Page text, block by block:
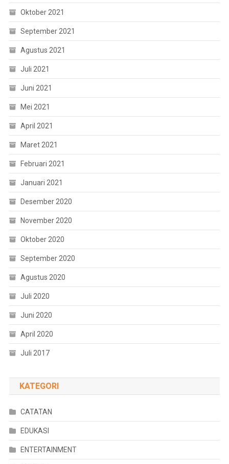
Oktober 2021
September 2021
Agustus 2021
Juli 2021
Juni 2021
Mei 2021
April 2021
Maret 2021
Februari 2021
Januari 2021
Desember 2020
November 2020
Oktober 2020
September 2020
Agustus 2020
Juli 2020
Juni 2020
April 2020
Juli 2017
KATEGORI
CATATAN
EDUKASI
ENTERTAINMENT